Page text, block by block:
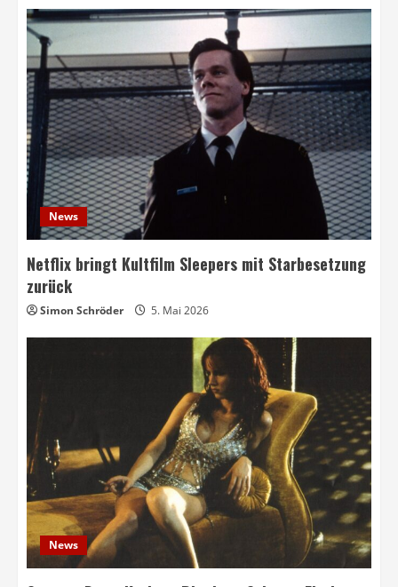
News
Netflix bringt Kultfilm Sleepers mit Starbesetzung
zurück
Simon Schröder 5. Mai 2026
News